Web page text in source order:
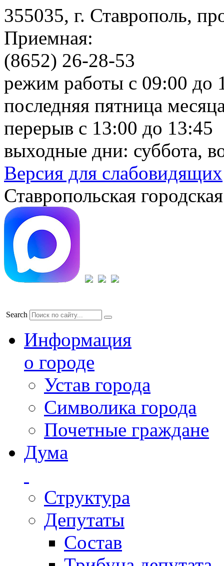
355035, г. Ставрополь,
Приемная:
(8652) 26-28-53
режим работы с 09:00 до
последняя пятница
перерыв с 13:00 до 13:45
выходные дни: суббота,
Версия для слабовидящих
Ставропольская
Search
Информация
о городе
Устав города
Символика города
Почетные граждане
Дума
Структура
Депутаты
Состав